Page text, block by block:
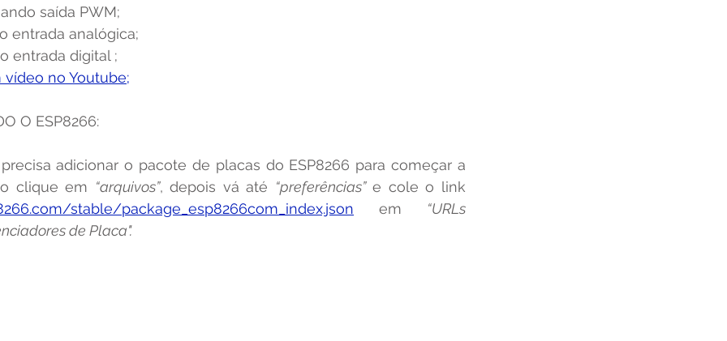
saída PWM;
entrada analógica;
entrada digital ;
no Youtube;
O ESP8266:
clique em “arquivos”, depois vá até “preferências”
stable/package_esp8266com_index.json em “URLs
de Placa".